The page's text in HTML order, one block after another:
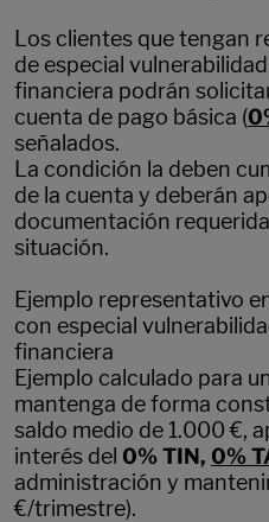
Los clientes que tengan
de especial
financiera podrán
cuenta de pago básica (
señalados.
La condición la deben
de la cuenta y deberán
documentación
situación.
Ejemplo representativo
con especial
financiera
Ejemplo calculado para
mantenga de forma
saldo medio de 1.000 €,
interés del 0% TIN, 0%
administración y
€/trimestre).